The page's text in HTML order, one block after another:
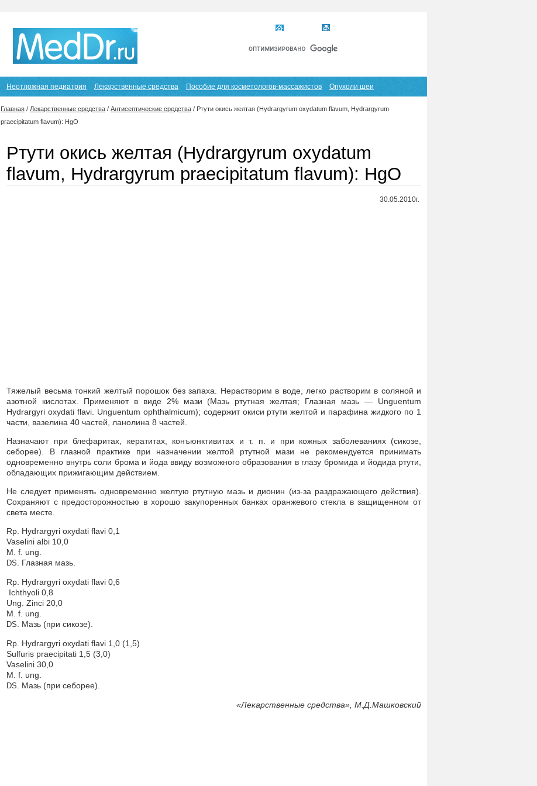
Неотложная педиатрия Лекарственные средства Пособие для косметологов-массажистов Опухоли шеи
Главная / Лекарственные средства / Антисептические средства / Ртути окись желтая (Hydrargyrum oxydatum flavum, Hydrargyrum
praecipitatum flavum): HgO
Ртути окись желтая (Hydrargyrum oxydatum
flavum, Hydrargyrum praecipitatum flavum): HgO
30.05.2010г.
Тяжелый весьма тонкий желтый порошок без запаха. Нерастворим в воде, легко растворим в соляной и
азотной кислотах. Применяют в виде 2% мази (Мазь ртутная желтая; Глазная мазь — Unguentum
Hydrargyri oxydati flavi. Unguentum ophthalmicum); содержит окиси ртути желтой и парафина жидкого по 1
части, вазелина 40 частей, ланолина 8 частей.
Назначают при блефаритах, кератитах, конъюнктивитах и т. п. и при кожных заболеваниях (сикозе,
себорее). В глазной практике при назначении желтой ртутной мази не рекомендуется принимать
одновременно внутрь соли брома и йода ввиду возможного образования в глазу бромида и йодида ртути,
обладающих прижигающим действием.
Не следует применять одновременно желтую ртутную мазь и дионин (из-зa раздражающего действия).
Сохраняют с предосторожностью в хорошо закупоренных банках оранжевого стекла в защищенном от
света месте.
Rp. Hydrargyri oxydati flavi 0,1
Vaselini albi 10,0
M. f. ung.
DS . Глазная мазь.
Rp. Hydrargyri oxydati flavi 0,6
Ichthyoli 0,8
Ung. Zinci 20,0
M. f. ung.
DS . Мазь (при сикозе).
Rp. Hydrargyri oxydati flavi 1,0 (1,5)
Sulfuris praecipitati 1,5 (3,0)
Vaselini 30,0
M. f. ung.
DS . Мазь (при себорее).
«Лекарственные средства», М.Д.Машковский